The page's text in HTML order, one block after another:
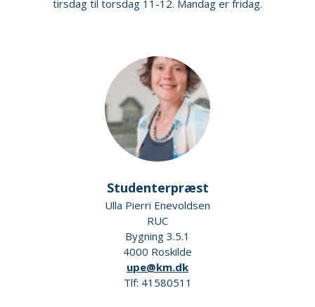
tirsdag til torsdag 11-12. Mandag er fridag.
Studenterpræst
Ulla Pierri Enevoldsen
RUC
Bygning 3.5.1
4000 Roskilde
upe@km.dk
Tlf: 41580511